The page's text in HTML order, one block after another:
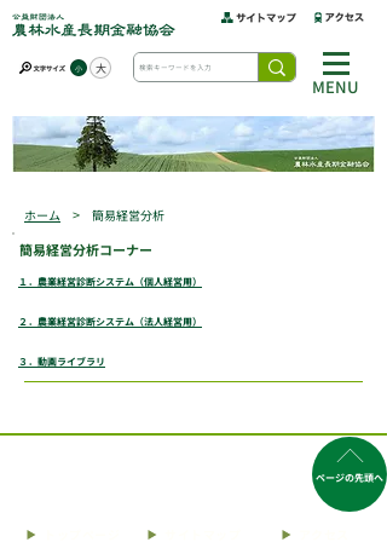
小 大
MENU
ホーム > 簡易経営分析
簡易経営分析コーナー
１．農業経営診断システム（個人経営用）
２．農業経営診断システム（法人経営用）
３．動画ライブラリ
ページの先頭へ